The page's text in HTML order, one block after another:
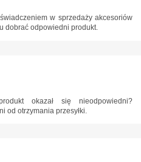
w sprzedaży akcesoriów
dobrać odpowiedni produkt.
okazał się nieodpowiedni?
od otrzymania przesyłki.